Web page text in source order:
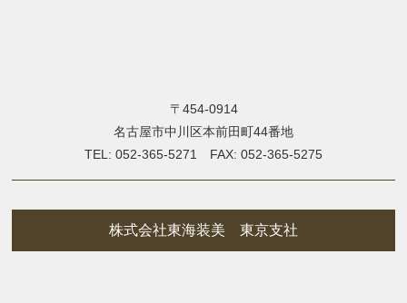
〒454-0914
名古屋市中川区本前田町44番地
TEL: 052-365-5271 FAX: 052-365-5275
株式会社東海装美 東京支社